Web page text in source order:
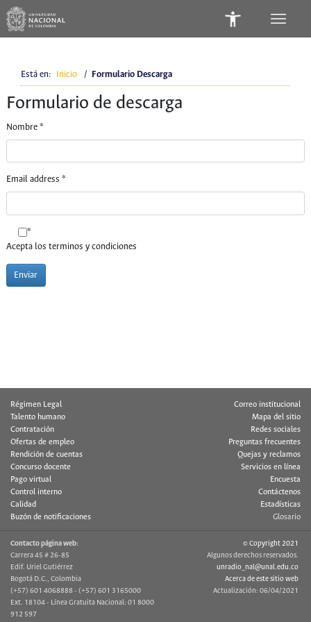
Está en: Inicio / Formulario Descarga
Formulario de descarga
Nombre *
Email address *
*
Acepta los terminos y condiciones
Enviar
Régimen Legal
Talento humano
Contratación
Ofertas de empleo
Rendición de cuentas
Concurso docente
Pago virtual
Control interno
Calidad
Buzón de notificaciones
Correo institucional
Mapa del sitio
Redes sociales
Preguntas frecuentes
Quejas y reclamos
Servicios en línea
Encuesta
Contáctenos
Estadísticas
Glosario
Contacto página web:
Carrera 45 # 26-85
Edif. Uriel Gutiérrez
Bogotá D.C., Colombia
(+57) 601 4068888 - (+57) 601 3165000
Ext. 18104 - Línea Gratuita Nacional: 01 8000
912 597
© Copyright 2021
Algunos derechos reservados.
unradio_nal@unal.edu.co
Acerca de este sitio web
Actualización: 06/04/2021